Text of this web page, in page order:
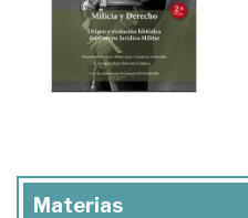
Materias